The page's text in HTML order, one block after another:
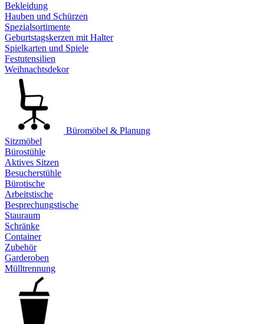
Bekleidung
Hauben und Schürzen
Spezialsortimente
Geburtstagskerzen mit Halter
Spielkarten und Spiele
Festutensilien
Weihnachtsdekor
Büromöbel & Planung
Sitzmöbel
Bürostühle
Aktives Sitzen
Besucherstühle
Bürotische
Arbeitstische
Besprechungstische
Stauraum
Schränke
Container
Zubehör
Garderoben
Mülltrennung